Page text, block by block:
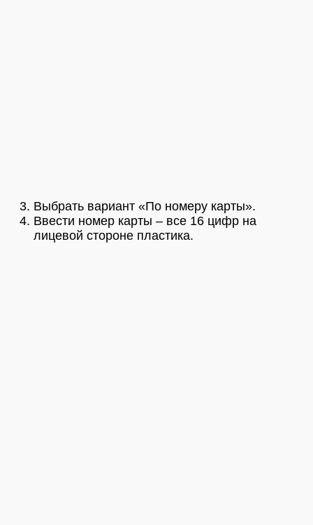
Выбрать вариант «По номеру карты».
Ввести номер карты – все 16 цифр на
лицевой стороне пластика.